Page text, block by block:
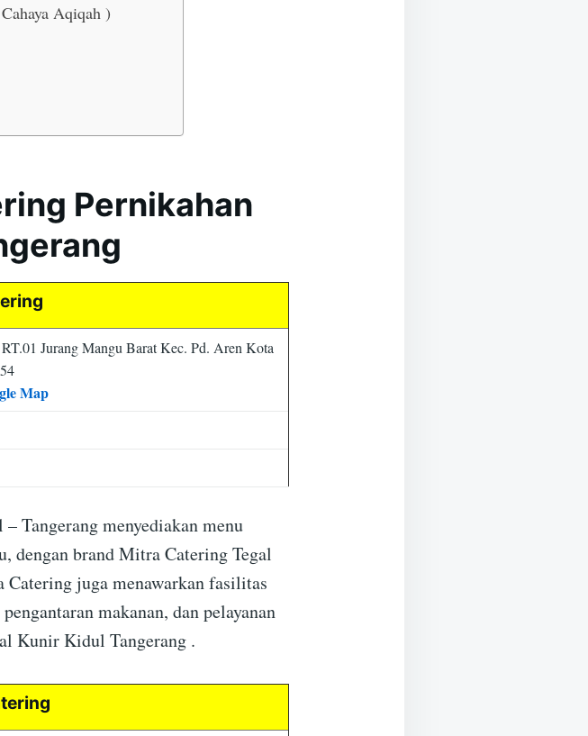
Aqiqah )
Pernikahan
Jurang Mangu Barat Kec. Pd. Aren Kota
Map
Tangerang menyediakan menu
dengan brand Mitra Catering Tegal
juga menawarkan fasilitas
makanan, dan pelayanan
Kunir Kidul Tangerang .